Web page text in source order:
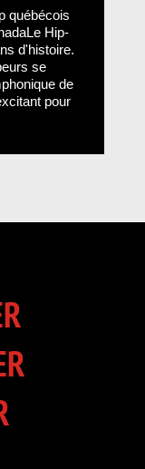
québécois
Hip-
d'histoire.
se
de
pour